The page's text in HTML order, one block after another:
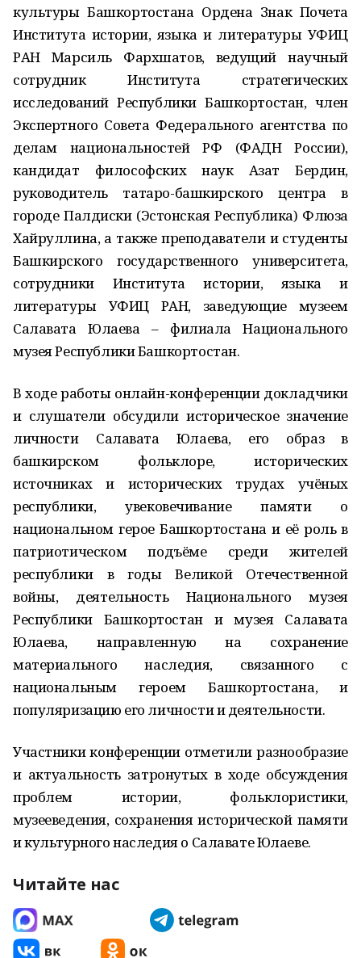
культуры Башкортостана Ордена Знак Почета
Института истории, языка и литературы УФИЦ
РАН Марсиль Фархшатов, ведущий научный
сотрудник Института стратегических
исследований Республики Башкортостан, член
Экспертного Совета Федерального агентства по
делам национальностей РФ (ФАДН России),
кандидат философских наук Азат Бердин,
руководитель татаро-башкирского центра в
городе Палдиски (Эстонская Республика) Флюза
Хайруллина, а также преподаватели и студенты
Башкирского государственного университета,
сотрудники Института истории, языка и
литературы УФИЦ РАН, заведующие музеем
Салавата Юлаева – филиала Национального
музея Республики Башкортостан.
В ходе работы онлайн-конференции докладчики
и слушатели обсудили историческое значение
личности Салавата Юлаева, его образ в
башкирском фольклоре, исторических
источниках и исторических трудах учёных
республики, увековечивание памяти о
национальном герое Башкортостана и её роль в
патриотическом подъёме среди жителей
республики в годы Великой Отечественной
войны, деятельность Национального музея
Республики Башкортостан и музея Салавата
Юлаева, направленную на сохранение
материального наследия, связанного с
национальным героем Башкортостана, и
популяризацию его личности и деятельности.
Участники конференции отметили разнообразие
и актуальность затронутых в ходе обсуждения
проблем истории, фольклористики,
музееведения, сохранения исторической памяти
и культурного наследия о Салавате Юлаеве.
Читайте нас